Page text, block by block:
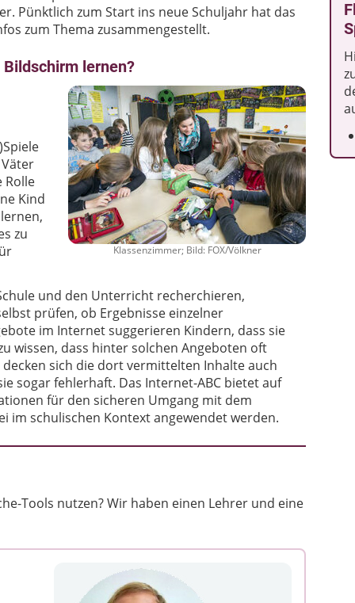
Pünktlich zum Start ins neue Schuljahr hat das
zum Thema zusammengestellt.
lernen?
Klassenzimmer; Bild: FOX/Völkner
Rolle
Kind
zu
und den Unterricht recherchieren,
prüfen, ob Ergebnisse einzelner
im Internet suggerieren Kindern, dass sie
wissen, dass hinter solchen Angeboten oft
sich die dort vermittelten Inhalte auch
sogar fehlerhaft. Das Internet-ABC bietet auf
für den sicheren Umgang mit dem
im schulischen Kontext angewendet werden.
Tools nutzen? Wir haben einen Lehrer und eine